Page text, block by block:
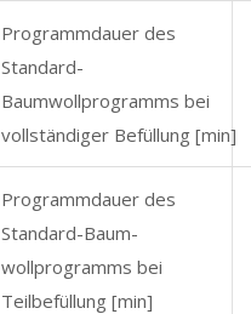
Programmdauer des
Standard-
Baumwollprogramms bei
vollständiger Befüllung [min]
Programmdauer des
Standard-Baum­
wollprogramms bei
Teilbefüllung [min]